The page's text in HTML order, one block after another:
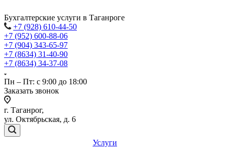
Бухгалтерские услуги в Таганроге
+7 (928) 610-44-50
+7 (952) 600-88-06
+7 (904) 343-65-97
+7 (8634) 31-40-90
+7 (8634) 34-37-08
Пн – Пт: с 9:00 до 18:00
Заказать звонок
г. Таганрог,
ул. Октябрьская, д. 6
Услуги